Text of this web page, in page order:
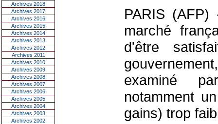
Archives 2018
Archives 2017
Archives 2016
Archives 2015
Archives 2014
Archives 2013
Archives 2012
Archives 2011
Archives 2010
Archives 2009
Archives 2008
Archives 2007
Archives 2006
Archives 2005
Archives 2004
Archives 2003
Archives 2002
PARIS
marché
d'être
examiné
notamment
gains) trop